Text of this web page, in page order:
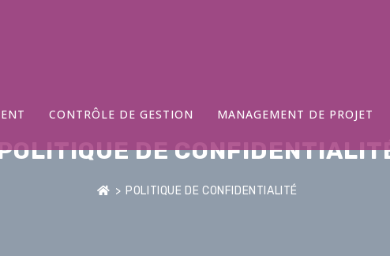
CONTRÔLE DE GESTION MANAGEMENT DE PROJET
DE
> POLITIQUE DE CONFIDENTIALITÉ